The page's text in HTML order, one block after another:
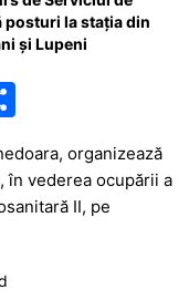
posturi la stația din
și Lupeni
ta
je
organizează
în vederea ocupării a
II, pe